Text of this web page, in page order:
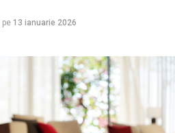
pe 13 ianuarie 2026